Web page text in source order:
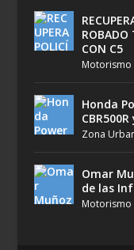
ROBADO
CON C5
Motorismo
Honda
Zona
Omar
de las
Motorismo